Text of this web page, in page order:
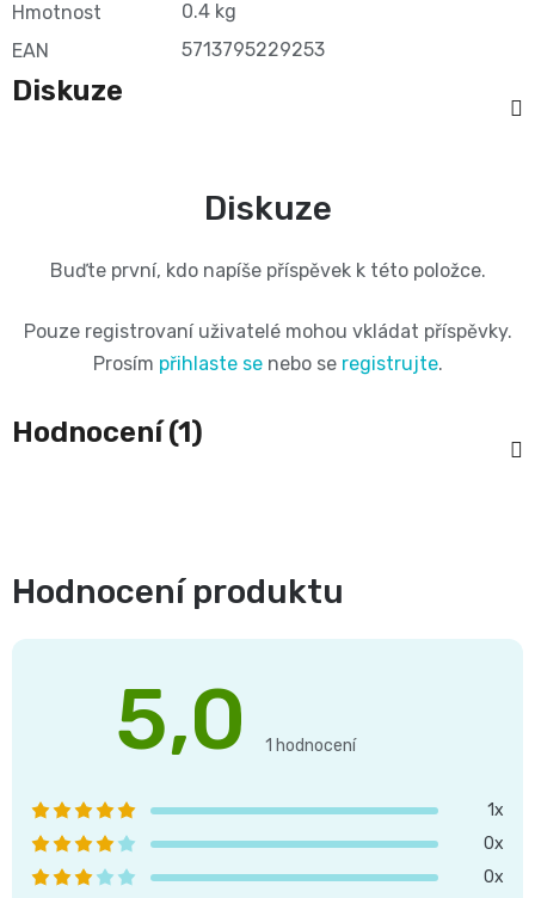
Pleny
Hmotnost
0.4 kg
EAN
5713795229253
Diskuze
Diskuze
Buďte první, kdo napíše příspěvek k této položce.
Pouze registrovaní uživatelé mohou vkládat příspěvky.
Prosím přihlaste senebo se registrujte.
Hodnocení (1)
Hodnocení produktu
5,0
5,0
z 5
hvězdiček.
1 hodnocení
1x
0x
0x